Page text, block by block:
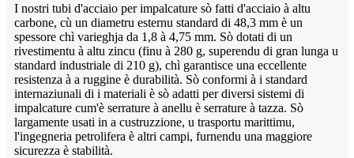
I nostri tubi d'acciaio per impalcature sò fatti d'acciaio à altu
carbone, cù un diametru esternu standard di 48,3 mm è un
spessore chì varieghja da 1,8 à 4,75 mm. Sò dotati di un
rivestimentu à altu zincu (finu à 280 g, superendu di gran lunga u
standard industriale di 210 g), chì garantisce una eccellente
resistenza à a ruggine è durabilità. Sò conformi à i standard
internaziunali di i materiali è sò adatti per diversi sistemi di
impalcature cum'è serrature à anellu è serrature à tazza. Sò
largamente usati in a custruzzione, u trasportu marittimu,
l'ingegneria petrolifera è altri campi, furnendu una maggiore
sicurezza è stabilità.